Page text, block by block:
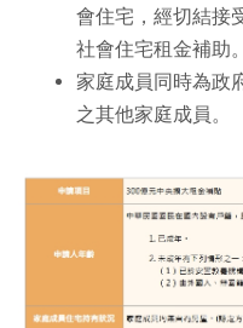
會住宅，經切結接
社會住宅租金補助。
家庭成員同時為政
之其他家庭成員。